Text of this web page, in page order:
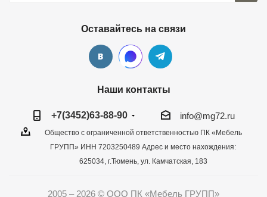
Оставайтесь на связи
Наши контакты
+7(3452)63-88-90 info@mg72.ru
Общество с ограниченной ответственностью ПК «Мебель
ГРУПП» ИНН 7203250489 Адрес и место нахождения:
625034, г.Тюмень, ул. Камчатская, 183
2005 – 2026 © ООО ПК «Мебель ГРУПП»